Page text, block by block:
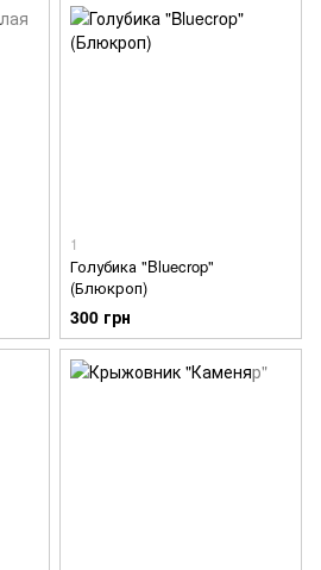
1
Голубика "Bluecrop"
(Блюкроп)
300 грн